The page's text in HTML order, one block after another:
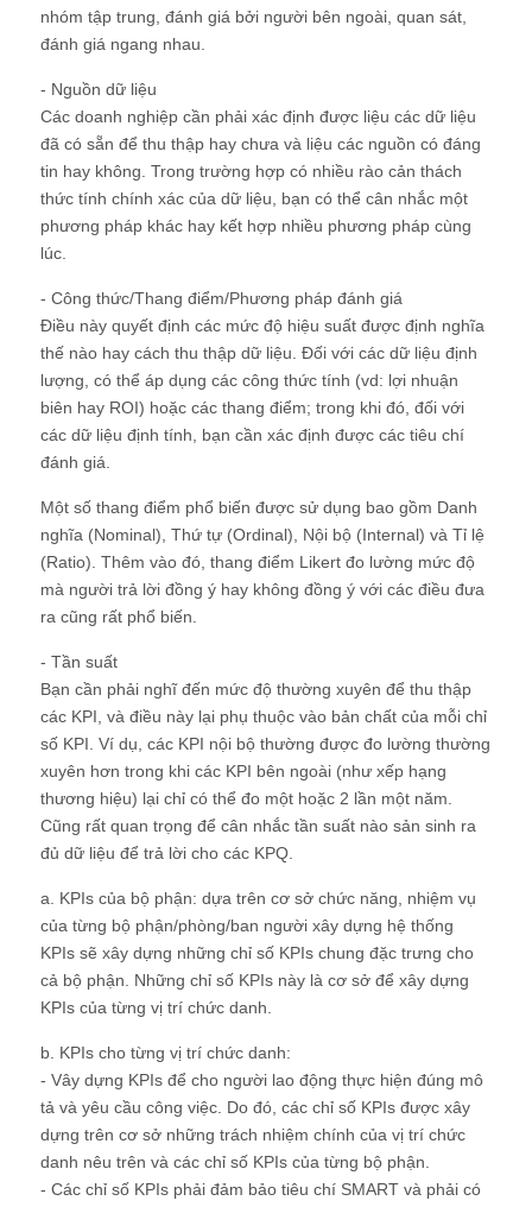
nhóm tập trung, đánh giá bởi người bên ngoài, quan sát,
đánh giá ngang nhau.
- Nguồn dữ liệu
Các doanh nghiệp cần phải xác định được liệu các dữ liệu
đã có sẵn để thu thập hay chưa và liệu các nguồn có đáng
tin hay không. Trong trường hợp có nhiều rào cản thách
thức tính chính xác của dữ liệu, bạn có thể cân nhắc một
phương pháp khác hay kết hợp nhiều phương pháp cùng
lúc.
- Công thức/Thang điểm/Phương pháp đánh giá
Điều này quyết định các mức độ hiệu suất được định nghĩa
thế nào hay cách thu thập dữ liệu. Đối với các dữ liệu định
lượng, có thể áp dụng các công thức tính (vd: lợi nhuận
biên hay ROI) hoặc các thang điểm; trong khi đó, đối với
các dữ liệu định tính, bạn cần xác định được các tiêu chí
đánh giá.
Một số thang điểm phổ biến được sử dụng bao gồm Danh
nghĩa (Nominal), Thứ tự (Ordinal), Nội bộ (Internal) và Tỉ lệ
(Ratio). Thêm vào đó, thang điểm Likert đo lường mức độ
mà người trả lời đồng ý hay không đồng ý với các điều đưa
ra cũng rất phổ biến.
- Tần suất
Bạn cần phải nghĩ đến mức độ thường xuyên để thu thập
các KPI, và điều này lại phụ thuộc vào bản chất của mỗi chỉ
số KPI. Ví dụ, các KPI nội bộ thường được đo lường thường
xuyên hơn trong khi các KPI bên ngoài (như xếp hạng
thương hiệu) lại chỉ có thể đo một hoặc 2 lần một năm.
Cũng rất quan trọng để cân nhắc tần suất nào sản sinh ra
đủ dữ liệu để trả lời cho các KPQ.
a. KPIs của bộ phận: dựa trên cơ sở chức năng, nhiệm vụ
của từng bộ phận/phòng/ban người xây dựng hệ thống
KPIs sẽ xây dựng những chỉ số KPIs chung đặc trưng cho
cả bộ phận. Những chỉ số KPIs này là cơ sở để xây dựng
KPIs của từng vị trí chức danh.
b. KPIs cho từng vị trí chức danh:
- Vây dựng KPIs để cho người lao động thực hiện đúng mô
tả và yêu cầu công việc. Do đó, các chỉ số KPIs được xây
dựng trên cơ sở những trách nhiệm chính của vị trí chức
danh nêu trên và các chỉ số KPIs của từng bộ phận.
- Các chỉ số KPIs phải đảm bảo tiêu chí SMART và phải có